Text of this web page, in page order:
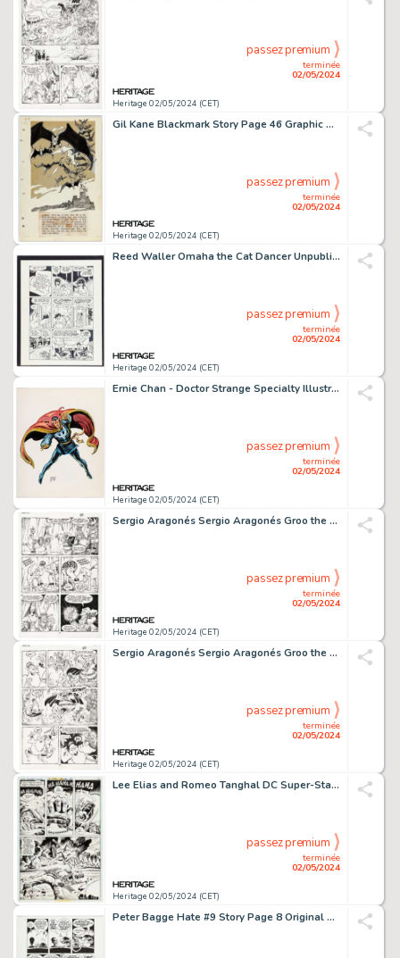
Heritage 02/05/2024 (CET)
terminée
02/05/2024
passez premium
Gil Kane Blackmark Story Page 46 Graphic Novel Illustration Original Art (Bantam Books, 1971).
Heritage 02/05/2024 (CET)
terminée
02/05/2024
passez premium
Reed Waller Omaha the Cat Dancer Unpublished Story Page Original Art (Kitchen Sink Press, c. 1986).
Heritage 02/05/2024 (CET)
terminée
02/05/2024
passez premium
Ernie Chan - Doctor Strange Specialty Illustration Original Art (1979).
Heritage 02/05/2024 (CET)
terminée
02/05/2024
passez premium
Sergio Aragonés Sergio Aragonés Groo the Wanderer #34 Story Pages 19 Original Art (Marvel, 1987).
Heritage 02/05/2024 (CET)
terminée
02/05/2024
passez premium
Sergio Aragonés Sergio Aragonés Groo the Wanderer #34 Story Pages 20 Original Art (Marvel, 1987).
Heritage 02/05/2024 (CET)
terminée
02/05/2024
passez premium
Lee Elias and Romeo Tanghal DC Super-Stars #15 Sgt. Rock Story Page 16 Original Art (DC, 1977).
Heritage 02/05/2024 (CET)
terminée
02/05/2024
passez premium
Peter Bagge Hate #9 Story Page 8 Original Art (Fantagraphics, 1992).